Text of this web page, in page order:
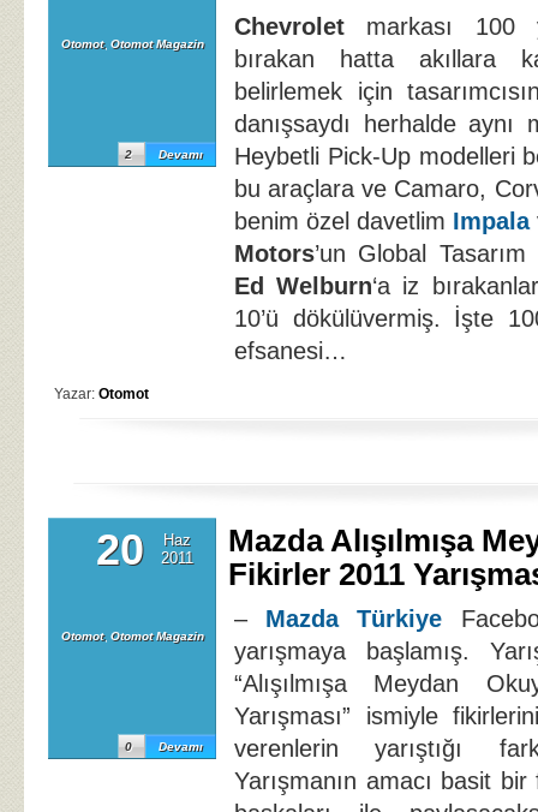
Otomot, Otomot Magazin
Devamı
2
Chevrolet markası 100
bırakan hatta akıllara
belirlemek için
danışsaydı herhalde aynı
Heybetli Pick-Up modelleri
bu araçlara ve Camaro,
benim özel davetlim Impala
Motors’un Global Tasarım
Ed Welburn‘a iz
10’ü dökülüvermiş. İşte
efsanesi…
Yazar: Otomot
20
Haz
2011
Otomot, Otomot Magazin
Devamı
0
Mazda Alışılmışa
Fikirler 2011
– Mazda Türkiye
yarışmaya başlamış.
“Alışılmışa Meydan
Yarışması” ismiyle
verenlerin yarıştığı
Yarışmanın amacı basit